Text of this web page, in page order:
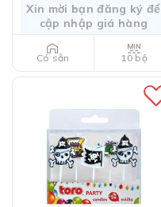
Xin mời bạn đăng ký để
cập nhập giá hàng
Có sẵn 10 bộ